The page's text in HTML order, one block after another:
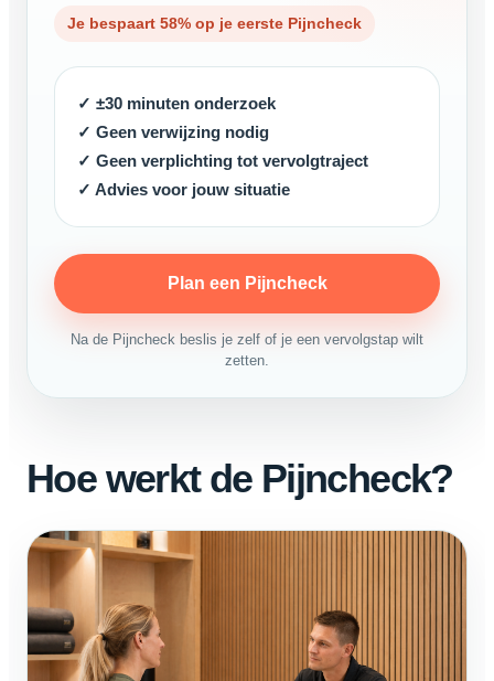
Je bespaart 58% op je eerste Pijncheck
✓ ±30 minuten onderzoek
✓ Geen verwijzing nodig
✓ Geen verplichting tot vervolgtraject
✓ Advies voor jouw situatie
Plan een Pijncheck
Na de Pijncheck beslis je zelf of je een vervolgstap wilt
zetten.
Hoe werkt de Pijncheck?